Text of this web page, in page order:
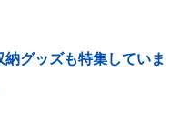
グッズも特集していま